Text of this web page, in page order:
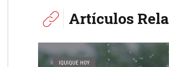
Artículos
IQUIQUE HOY